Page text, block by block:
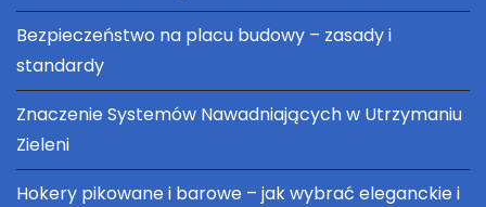
Bezpieczeństwo na placu budowy – zasady i
standardy
Znaczenie Systemów Nawadniających w Utrzymaniu
Zieleni
Hokery pikowane i barowe – jak wybrać eleganckie i